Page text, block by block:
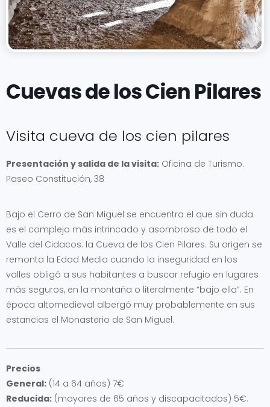
Cuevas de los Cien Pilares
Visita cueva de los cien pilares
Presentación y salida de la visita: Oficina de Turismo.
Paseo Constitución, 38
Bajo el Cerro de San Miguel se encuentra el que sin duda
es el complejo más intrincado y asombroso de todo el
Valle del Cidacos: la Cueva de los Cien Pilares. Su origen se
remonta la Edad Media cuando la inseguridad en los
valles obligó a sus habitantes a buscar refugio en lugares
más seguros, en la montaña o literalmente “bajo ella”. En
época altomedieval albergó muy probablemente en sus
estancias el Monasterio de San Miguel.
Precios
General: (14 a 64 años) 7€
Reducida: (mayores de 65 años y discapacitados) 5€.